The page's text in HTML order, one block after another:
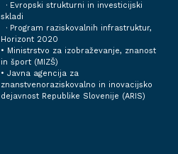
· Evropski strukturni in investicijski
skladi
· Program raziskovalnih infrastruktur,
Horizont 2020
• Ministrstvo za izobraževanje, znanost
in šport (MIZŠ)
• Javna agencija za
znanstvenoraziskovalno in inovacijsko
dejavnost Republike Slovenije (ARIS)